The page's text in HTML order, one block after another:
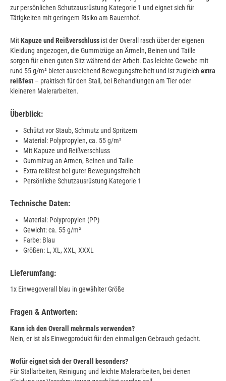
zur persönlichen Schutzausrüstung Kategorie 1 und eignet sich für
Tätigkeiten mit geringem Risiko am Bauernhof.
MitKapuze und Reißverschluss ist der Overall rasch über der eigenen
Kleidung angezogen, die Gummizüge an Ärmeln, Beinen und Taille
sorgen für einen guten Sitz während der Arbeit. Das leichte Gewebe mit
rund 55 g/m² bietet ausreichend Bewegungsfreiheit und ist zugleich extra
reißfest – praktisch für den Stall, bei Behandlungen am Tier oder
kleineren Malerarbeiten.
Überblick:
Schützt vor Staub, Schmutz und Spritzern
Material: Polypropylen, ca. 55 g/m²
Mit Kapuze und Reißverschluss
Gummizug an Armen, Beinen und Taille
Extra reißfest bei guter Bewegungsfreiheit
Persönliche Schutzausrüstung Kategorie 1
Technische Daten:
Material: Polypropylen (PP)
Gewicht: ca. 55 g/m²
Farbe: Blau
Größen: L, XL, XXL, XXXL
Lieferumfang:
1x Einwegoverall blau in gewählter Größe
Fragen & Antworten:
Kann ich den Overall mehrmals verwenden?
Nein, er ist als Einwegprodukt für den einmaligen Gebrauch gedacht.
Wofür eignet sich der Overall besonders?
Für Stallarbeiten, Reinigung und leichte Malerarbeiten, bei denen